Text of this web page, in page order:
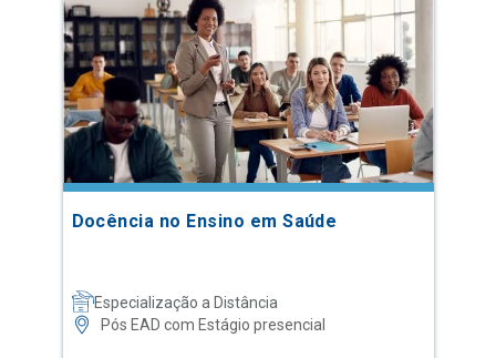
Docência no Ensino em Saúde
Especialização a Distância
Pós EAD com Estágio presencial